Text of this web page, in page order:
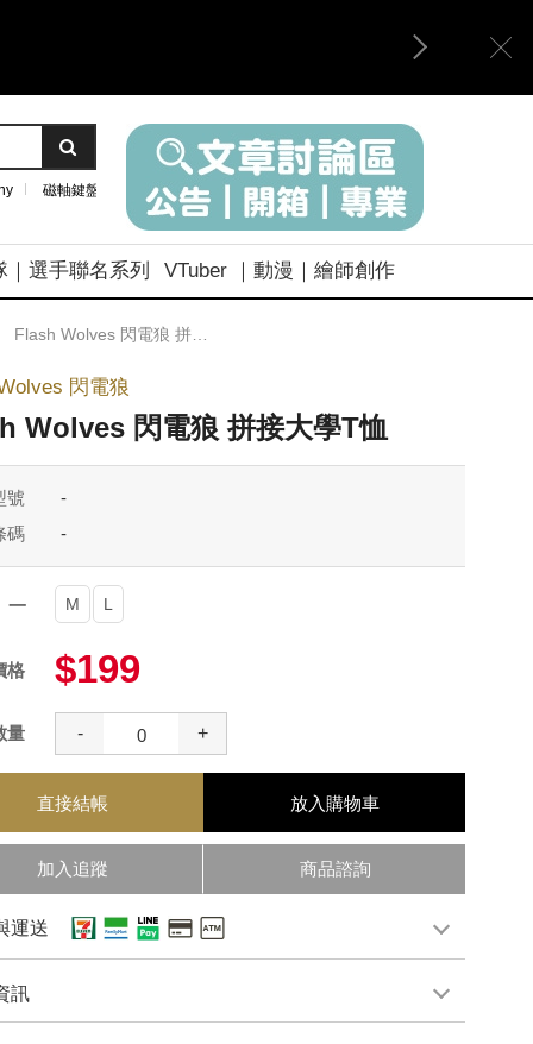
磁軸鍵盤
｜選手聯名系列 VTuber ｜動漫｜繪師創作
Flash Wolves 閃電狼 拼接大學T恤
閃電狼
Wolves 閃電狼 拼接大學T恤
號
-
碼
-
M L
格 $199
量 - +
直接結帳 放入購物車
加入追蹤 商品諮詢
運送
訊